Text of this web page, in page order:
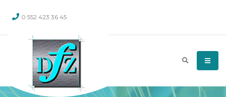
0 552 423 36 45